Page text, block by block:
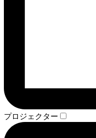
プロジェクター